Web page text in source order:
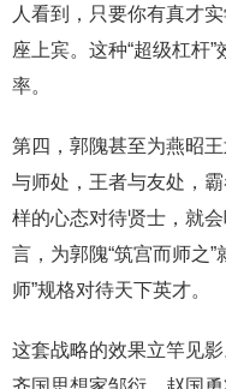
人看到，只要你有真才
座上宾。这种“超级杠杆
率。
第四，郭隗甚至为燕昭
与师处，王者与友处，
样的心态对待贤士，就
言，为郭隗“筑宫而师之
师”规格对待天下英才。
这套战略的效果立竿见